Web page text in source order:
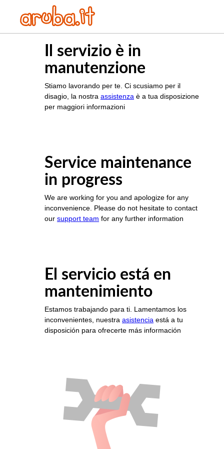
Il servizio è in
manutenzione
Stiamo lavorando per te. Ci scusiamo per il
disagio, la nostra assistenza è a tua disposizione
per maggiori informazioni
Service maintenance
in progress
We are working for you and apologize for any
inconvenience. Please do not hesitate to contact
our support team for any further information
El servicio está en
mantenimiento
Estamos trabajando para ti. Lamentamos los
inconvenientes, nuestra asistencia está a tu
disposición para ofrecerte más información